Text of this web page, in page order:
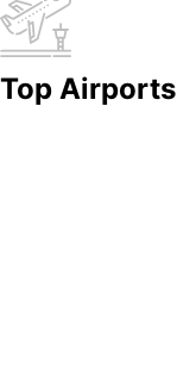
Top Airports